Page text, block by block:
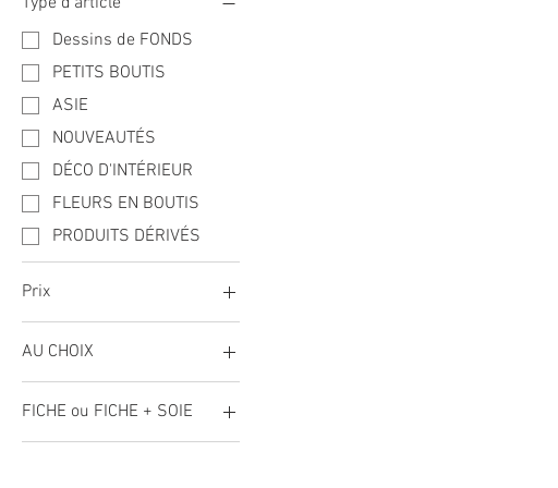
Dessins de FONDS
PETITS BOUTIS
ASIE
NOUVEAUTÉS
DÉCO D'INTÉRIEUR
FLEURS EN BOUTIS
PRODUITS DÉRIVÉS
Prix
1 € 100 €
AU CHOIX
FICHE + SOIE
FICHE + SOIE +TISSU
IMPRIMÉ
FICHE ou FICHE + SOIE
FICHE + SOIE